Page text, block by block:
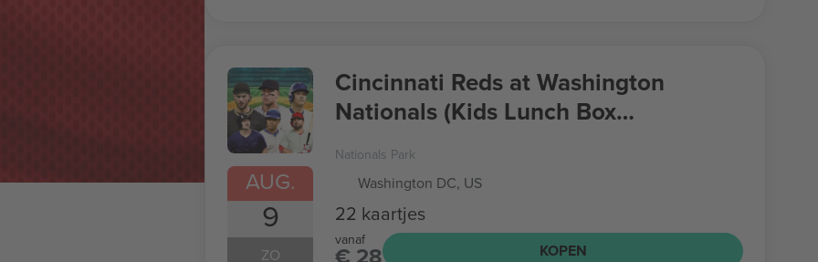
AUG.
9
ZO
Cincinnati Reds at Washington
Nationals (Kids Lunch Box
Giveaway)
Nationals Park
Washington DC, US
22 kaartjes
vanaf
KOPEN